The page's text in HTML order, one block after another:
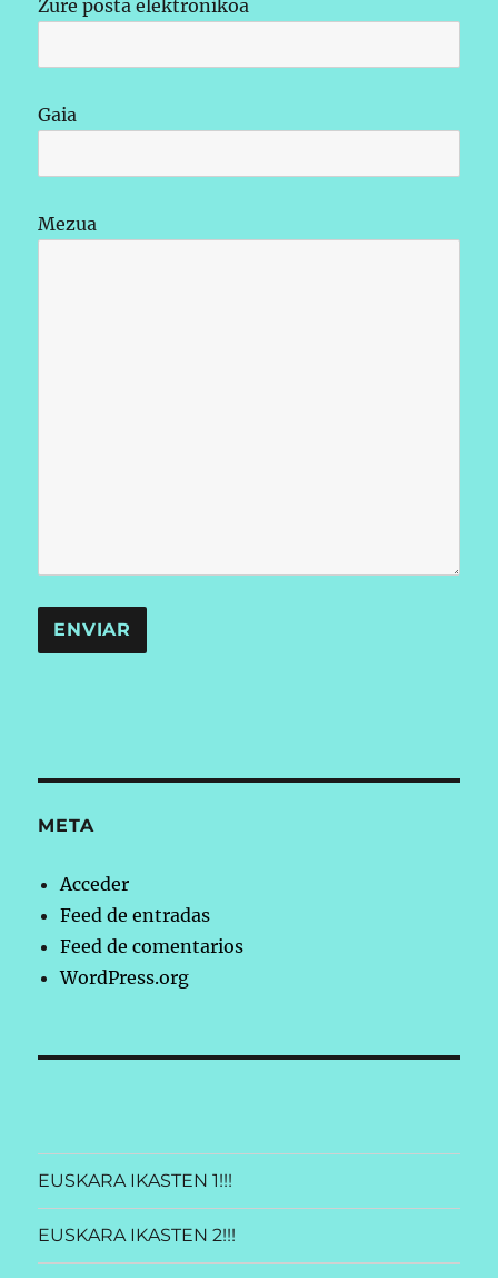
Zure posta elektronikoa
Gaia
Mezua
META
Acceder
Feed de entradas
Feed de comentarios
WordPress.org
EUSKARA IKASTEN 1!!!
EUSKARA IKASTEN 2!!!